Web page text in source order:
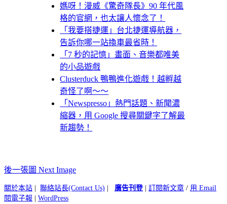
媽呀！漫威《驚奇隊長》90 年代風
格的官網，也太讓人懷念了！
「我要搭捷運」台北捷運導航器，
告訴你哪一站換車最省時！
「7 秒的記憶」畫面、音樂都唯美
的小品遊戲
Clusterduck 鴨鴨進化遊戲！越孵越
奇怪了啊～～
「Newspresso」熱門話題、新聞濃
縮器，用 Google 搜尋關鍵字了解最
新趨勢！
後一張圖 Next Image
關於本站 聯絡站長(Contact Us) 廣告刊登| 訂閱新文章 / 用 Email
閱電子報
WordPress